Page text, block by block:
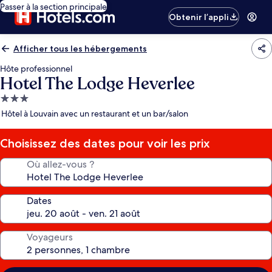
Passer à la section principale
Obtenir l’appli
Afficher tous les hébergements
Hôte professionnel
Hotel The Lodge Heverlee
Hébergement
3.0 étoiles
Hôtel à Louvain avec un restaurant et un bar/salon
Choisissez des dates pour voir les prix
Où allez-vous ?
Dates
Voyageurs